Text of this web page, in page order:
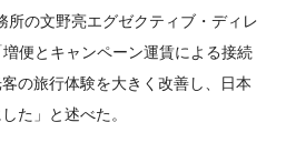
所の文野亮エグゼクティブ・ディレ
便とキャンペーン運賃による接続
の旅行体験を大きく改善し、日本
た」と述べた。